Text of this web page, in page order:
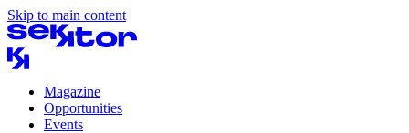
Skip to main content
Magazine
Opportunities
Events